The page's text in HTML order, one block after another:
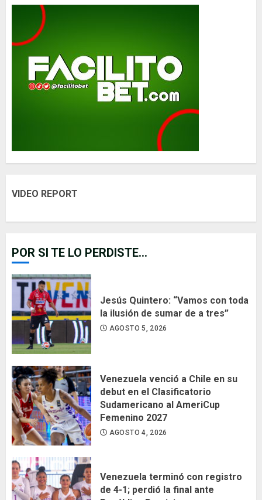
VIDEO REPORT
POR SI TE LO PERDISTE...
Jesús Quintero: “Vamos con toda
la ilusión de sumar de a tres”
AGOSTO 5, 2026
Venezuela venció a Chile en su
debut en el Clasificatorio
Sudamericano al AmeriCup
Femenino 2027
AGOSTO 4, 2026
Venezuela terminó con registro
de 4-1; perdió la final ante